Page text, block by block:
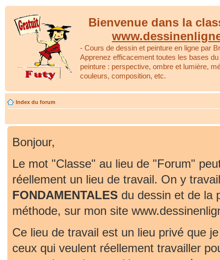
Bienvenue dans la
- Cours de dessin et peinture en ligne par
Apprenez efficacement toutes les bases
peinture : perspective, ombre et lumière,
couleurs, composition, etc.
Index du forum
Bonjour,
Le mot "Classe" au lieu de "Forum"
réellement un lieu de travail. On y
FONDAMENTALES du dessin et de la
méthode, sur mon site
Ce lieu de travail est un lieu privé que
ceux qui veulent réellement travailler